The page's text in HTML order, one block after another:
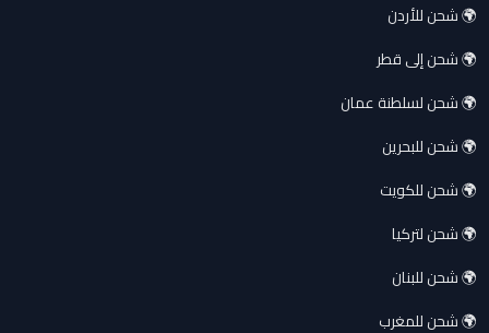
🌍 شحن للأردن
🌍 شحن إلى قطر
🌍 شحن لسلطنة عمان
🌍 شحن للبحرين
🌍 شحن للكويت
🌍 شحن لتركيا
🌍 شحن للبنان
🌍 شحن للمغرب